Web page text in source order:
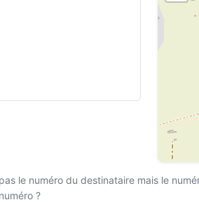
le numéro du destinataire mais le
?